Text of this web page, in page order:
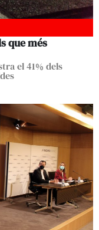
que més
el 41% dels